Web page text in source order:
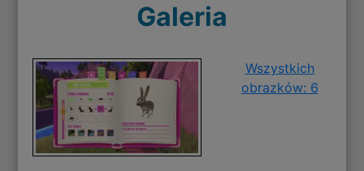
Galeria
Wszystkich
obrazków: 6